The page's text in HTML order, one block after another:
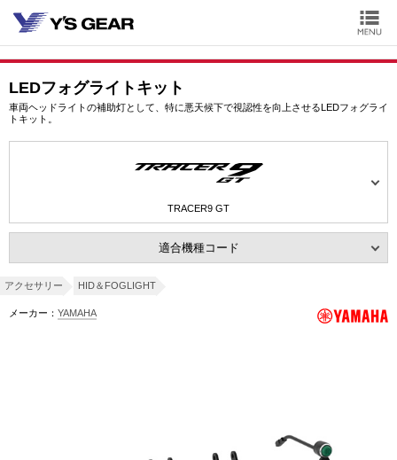
LEDフォグライトキット
車両ヘッドライトの補助灯として、特に悪天候下で視認性を向上させるLEDフォグライ
トキット。
TRACER9 GT
適合機種コード
アクセサリー HID＆FOGLIGHT
メーカー： YAMAHA